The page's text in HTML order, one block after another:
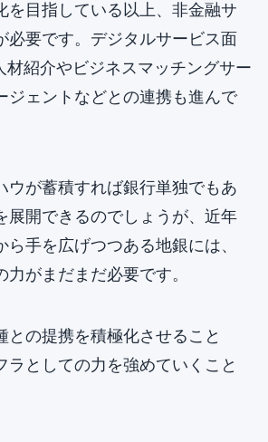
を目指している以上、非金融サ
必要です。デジタルサービス面
材紹介やビジネスマッチングサー
ジェントなどとの連携も進んで
ウが蓄積すれば銀行単独でもあ
展開できるのでしょうが、近年
ら手を広げつつある地銀には、
がまだまだ必要です。
との提携を積極化させること
ラとしての力を強めていくこと